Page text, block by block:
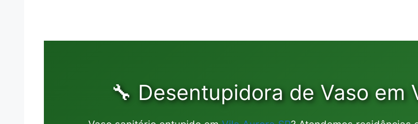
🔧 Desentupidora de Vaso em